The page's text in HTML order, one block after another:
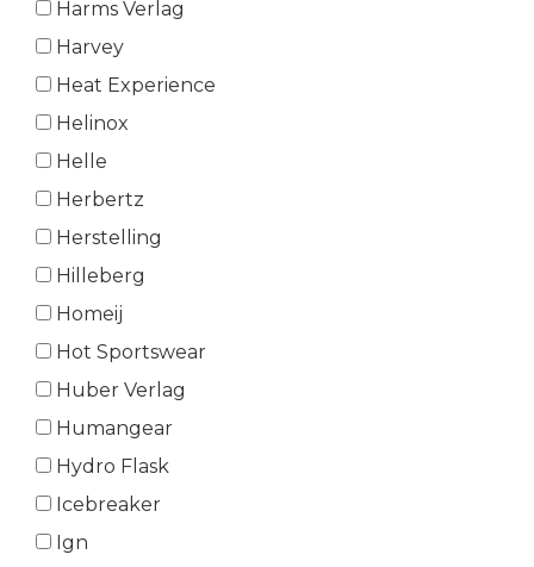
Harms Verlag
Harvey
Heat Experience
Helinox
Helle
Herbertz
Herstelling
Hilleberg
Homeij
Hot Sportswear
Huber Verlag
Humangear
Hydro Flask
Icebreaker
Ign